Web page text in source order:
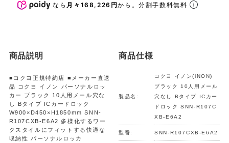
なら 月々168,226円から。分割手数料無料
商品説明
■コクヨ正規特約店 ■メーカー直送
品 コクヨ イノン パーソナルロッ
カー ブラック 10人用メール穴な
し Bタイプ ICカードロック
W900×D450×H1850mm SNN-
R107CXB-E6A2 多様化するワー
クスタイルにフィットする快適な
収納性 パーソナルロッカ
商品仕様
製品名:
コクヨ イノン(iNON)
ブラック 10人用メール
穴なし Bタイプ ICカー
ドロック SNN-R107C
XB-E6A2
型番: SNN-R107CXB-E6A2